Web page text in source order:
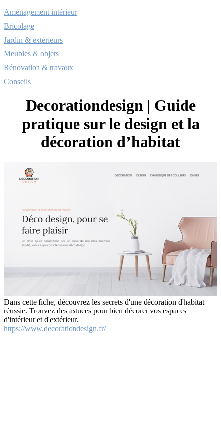
Aménagement intérieur
Bricolage
Jardin & extérieurs
Meubles & objets
Rénovation & travaux
Conseils
Decoration­de­sign | Guide
pratique sur le design et la
décoration d’habitat
Dans cette fiche, découvrez les secrets d'une décoration d'habitat
réussie. Trouvez des astuces pour bien décorer vos espaces
d'intérieur et d'extérieur.
https://www.decorationdesign.fr/